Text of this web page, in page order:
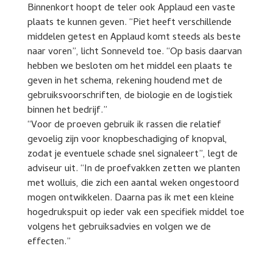
Binnenkort hoopt de teler ook Applaud een vaste
plaats te kunnen geven. “Piet heeft verschillende
middelen getest en Applaud komt steeds als beste
naar voren”, licht Sonneveld toe. “Op basis daarvan
hebben we besloten om het middel een plaats te
geven in het schema, rekening houdend met de
gebruiksvoorschriften, de biologie en de logistiek
binnen het bedrijf.”
“Voor de proeven gebruik ik rassen die relatief
gevoelig zijn voor knopbeschadiging of knopval,
zodat je eventuele schade snel signaleert”, legt de
adviseur uit. “In de proefvakken zetten we planten
met wolluis, die zich een aantal weken ongestoord
mogen ontwikkelen. Daarna pas ik met een kleine
hogedrukspuit op ieder vak een specifiek middel toe
volgens het gebruiksadvies en volgen we de
effecten.”